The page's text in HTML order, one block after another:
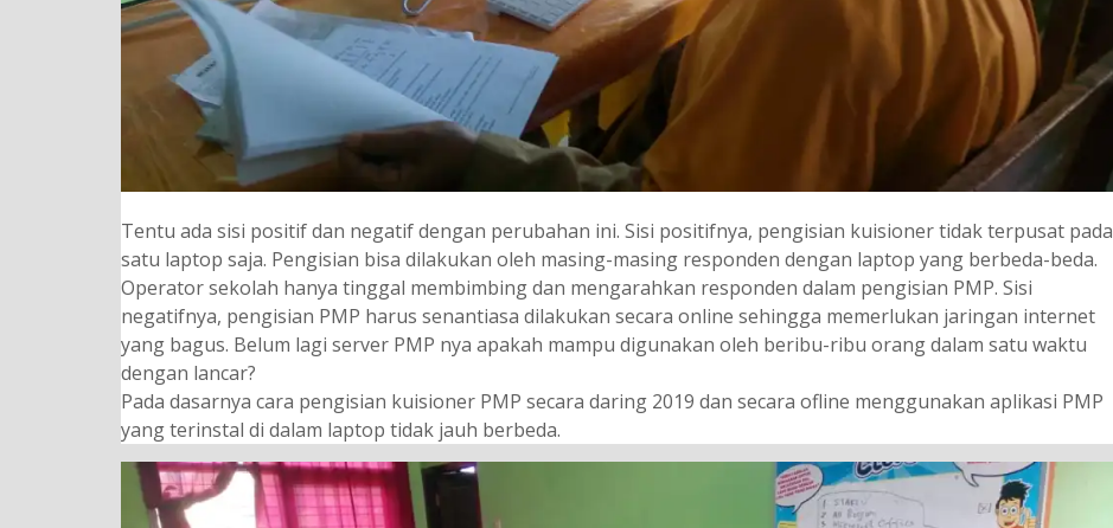
Tentu ada sisi positif dan negatif dengan perubahan ini. Sisi positifnya, pengisian kuisioner tidak terpusat pada
satu laptop saja. Pengisian bisa dilakukan oleh masing-masing responden dengan laptop yang berbeda-beda.
Operator sekolah hanya tinggal membimbing dan mengarahkan responden dalam pengisian PMP. Sisi
negatifnya, pengisian PMP harus senantiasa dilakukan secara online sehingga memerlukan jaringan internet
yang bagus. Belum lagi server PMP nya apakah mampu digunakan oleh beribu-ribu orang dalam satu waktu
dengan lancar?
Pada dasarnya cara pengisian kuisioner PMP secara daring 2019 dan secara ofline menggunakan aplikasi PMP
yang terinstal di dalam laptop tidak jauh berbeda.